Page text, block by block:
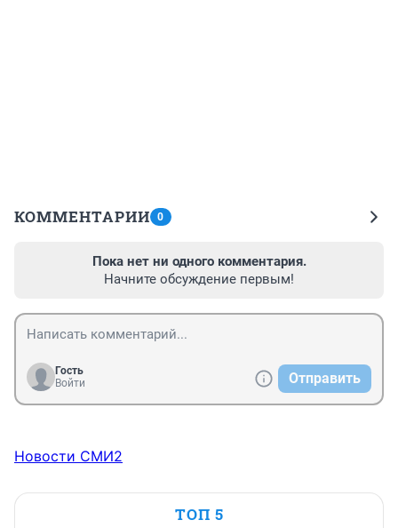
КОММЕНТАРИИ 0
Пока нет ни одного комментария.
Начните обсуждение первым!
Гость
Войти
Отправить
Новости СМИ2
ТОП 5